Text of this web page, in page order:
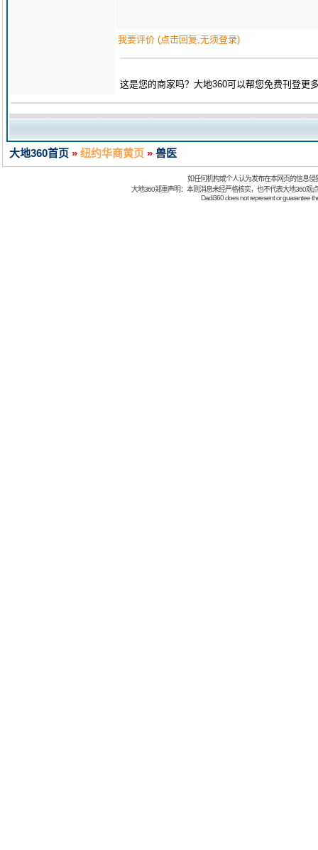
我要评价 (点击回复,无须登录)
这是您的商家吗？大地360可以帮您免费刊登更
大地360首页 » 纽约华商黄页 » 兽医
如任何机构或个人认为发布在本网页的信息
大地360郑重声明：本则消息未经严格核实，也不代表大地360观
Dadi360 does not represent or guarantee